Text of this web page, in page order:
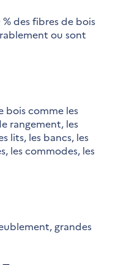
des fibres de bois
ou sont
bois comme les
rangement, les
lits, les bancs, les
les commodes, les
grandes